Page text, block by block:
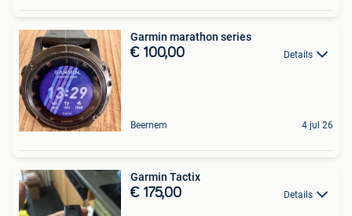
Garmin marathon series
€ 100,00 Details
Beernem 4 jul 26
Garmin Tactix
€ 175,00 Details